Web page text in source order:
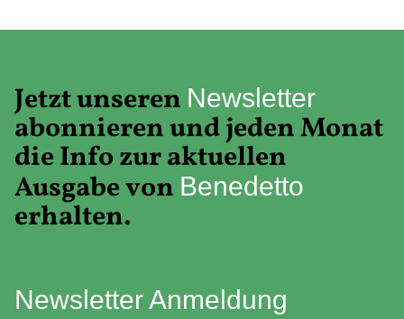
Jetzt unseren Newsletter
abonnieren und jeden Monat
die Info zur aktuellen
Ausgabe von Benedetto
erhalten.
Newsletter Anmeldung